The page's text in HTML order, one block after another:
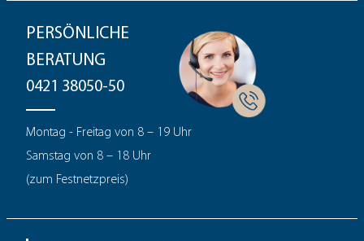
PERSÖNLICHE
BERATUNG
0421 38050-50
Montag - Freitag von 8 – 19 Uhr
Samstag von 8 – 18 Uhr
(zum Festnetzpreis)